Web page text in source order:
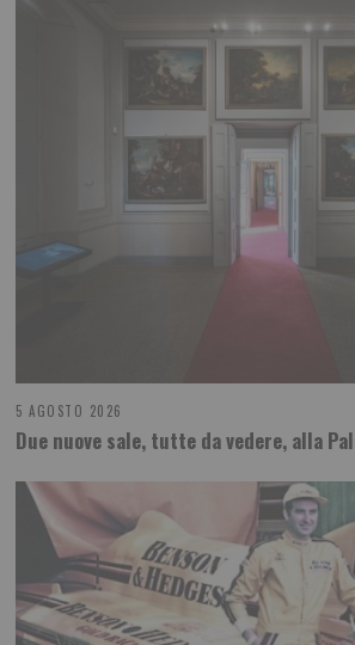
5 AGOSTO 2026
Due nuove sale, tutte da vedere, alla